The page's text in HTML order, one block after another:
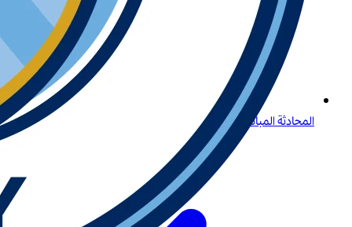
المحادثة المباشرة وتسجيل الدخول لدى بيتواي: دليل شامل